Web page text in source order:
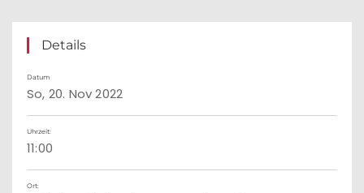
Details
Datum
So, 20. Nov 2022
Uhrzeit:
11:00
Ort: